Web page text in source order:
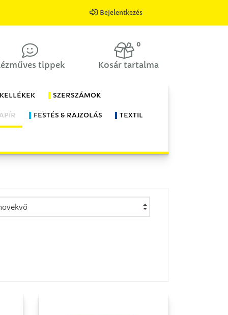
Bejelentkezés
tippek
0
Kosár tartalma
SZERSZÁMOK
FESTÉS & RAJZOLÁS TEXTIL